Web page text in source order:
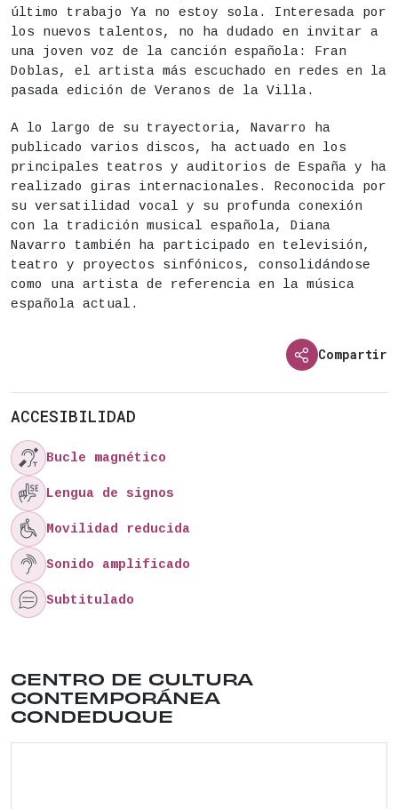
Apertura de puertas: 21h
último trabajo Ya no estoy sola. Interesada por
los nuevos talentos, no ha dudado en invitar a
una joven voz de la canción española: Fran
Doblas, el artista más escuchado en redes en la
pasada edición de Veranos de la Villa.
A lo largo de su trayectoria, Navarro ha
publicado varios discos, ha actuado en los
principales teatros y auditorios de España y ha
realizado giras internacionales. Reconocida por
su versatilidad vocal y su profunda conexión
con la tradición musical española, Diana
Navarro también ha participado en televisión,
teatro y proyectos sinfónicos, consolidándose
como una artista de referencia en la música
española actual.
Compartir
ACCESIBILIDAD
 Bucle magnético
 Lengua de signos
 Movilidad reducida
 Sonido amplificado
 Subtitulado
CENTRO DE CULTURA
CONTEMPORÁNEA
CONDEDUQUE
Ubicación del lugar: CALLE CONDE DUQUE ,